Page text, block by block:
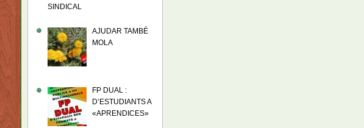
SINDICAL
AJUDAR TAMBÉ
MOLA
FP DUAL :
D’ESTUDIANTS A
«APRENDICES»